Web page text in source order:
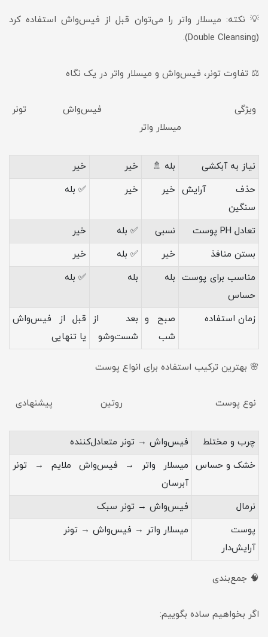
💡 نکته: میسلار واتر را می‌توان قبل از فیس‌واش استفاده کرد
(Double Cleansing).
⚖️ تفاوت تونر، فیس‌واش و میسلار واتر در یک نگاه
ویژگی فیس‌واش تونر
میسلار واتر
نیاز به آبکشی بله 🚿 خیر
خیر
حذف آرایش
سنگین
خیر خیر ✅ بله
تعادل PH پوست نسبی ✅ بله
خیر
بستن منافذ
خیر ✅ بله
خیر
مناسب برای پوست
حساس
بله بله ✅ بله
زمان استفاده
صبح و
شب
بعد از
شست‌وشو
قبل از فیس‌واش
یا تنهایی
🌸 بهترین ترکیب استفاده برای انواع پوست
نوع پوست روتین پیشنهادی
چرب و مختلط
فیس‌واش → تونر متعادل‌کننده
خشک و حساس
میسلار واتر → فیس‌واش ملایم → تونر
آبرسان
نرمال
فیس‌واش → تونر سبک
پوست
آرایش‌دار
میسلار واتر → فیس‌واش → تونر
🧠 جمع‌بندی
اگر بخواهیم ساده بگوییم: